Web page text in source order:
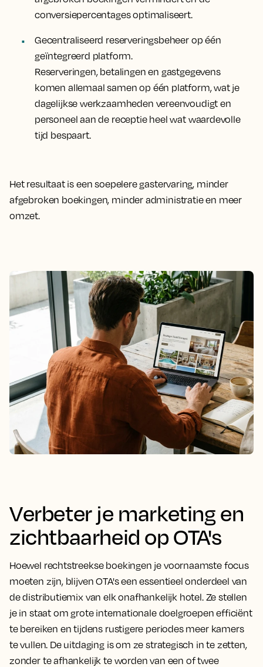
conversiepercentages optimaliseert.
Gecentraliseerd reserveringsbeheer op één
geïntegreerd platform.
Reserveringen, betalingen en gastgegevens
komen allemaal samen op één platform, wat je
dagelijkse werkzaamheden vereenvoudigt en
personeel aan de receptie heel wat waardevolle
tijd bespaart.
Het resultaat is een soepelere gastervaring, minder
afgebroken boekingen, minder administratie en meer
omzet.
Verbeter je marketing en
zichtbaarheid op OTA's
Hoewel rechtstreekse boekingen je voornaamste focus
moeten zijn, blijven OTA's een essentieel onderdeel van
de distributiemix van elk onafhankelijk hotel. Ze stellen
je in staat om grote internationale doelgroepen efficiënt
te bereiken en tijdens rustigere periodes meer kamers
te vullen. De uitdaging is om ze strategisch in te zetten,
zonder te afhankelijk te worden van een of twee